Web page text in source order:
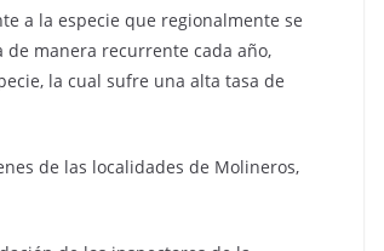
a la especie que regionalmente se
de manera recurrente cada año,
la cual sufre una alta tasa de
de las localidades de Molineros,